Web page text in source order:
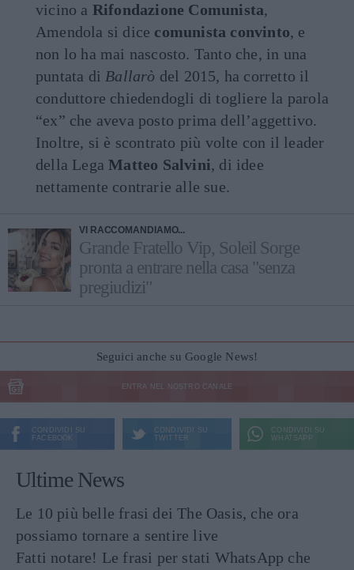
vicino a Rifondazione Comunista,
Amendola si dice comunista convinto, e
non lo ha mai nascosto. Tanto che, in una
puntata di Ballarò del 2015, ha corretto il
conduttore chiedendogli di togliere la parola
“ex” che aveva posto prima dell’aggettivo.
Inoltre, si è scontrato più volte con il leader
della LegaMatteo Salvini, di idee
nettamente contrarie alle sue.
VI RACCOMANDIAMO...
Grande Fratello Vip, Soleil Sorge
pronta a entrare nella casa "senza
pregiudizi"
Seguici anche su Google News!
ENTRA NEL NOSTRO CANALE
CONDIVIDI SU
FACEBOOK
CONDIVIDI SU
TWITTER
CONDIVIDI SU
WHATSAPP
Ultime News
Le 10 più belle frasi dei The Oasis, che ora
possiamo tornare a sentire live
Fatti notare! Le frasi per stati WhatsApp che